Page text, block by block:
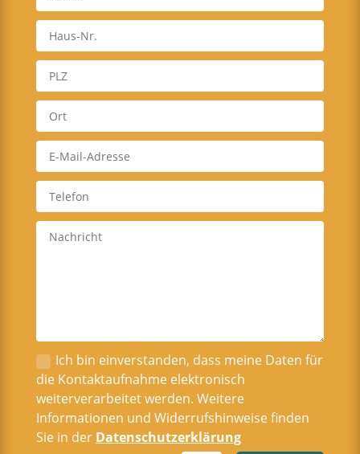
Ich bin einverstanden, dass meine Daten für
die Kontaktaufnahme elektronisch
weiterverarbeitet werden. Weitere
Informationen und Widerrufshinweise finden
Sie in der Datenschutzerklärung